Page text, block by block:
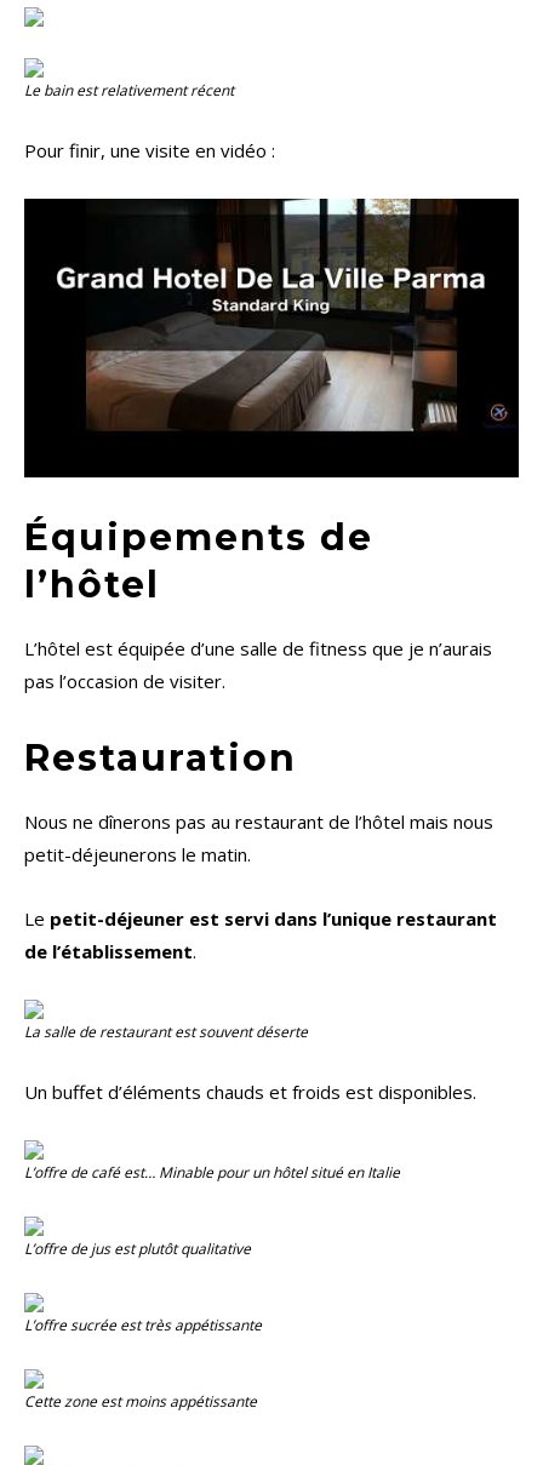
Le bain est relativement récent
Pour finir, une visite en vidéo :
Équipements de
l’hôtel
L’hôtel est équipée d’une salle de fitness que je n’aurais
pas l’occasion de visiter.
Restauration
Nous ne dînerons pas au restaurant de l’hôtel mais nous
petit-déjeunerons le matin.
Le petit-déjeuner est servi dans l’unique restaurant
de l’établissement.
La salle de restaurant est souvent déserte
Un buffet d’éléments chauds et froids est disponibles.
L’offre de café est… Minable pour un hôtel situé en Italie
L’offre de jus est plutôt qualitative
L’offre sucrée est très appétissante
Cette zone est moins appétissante